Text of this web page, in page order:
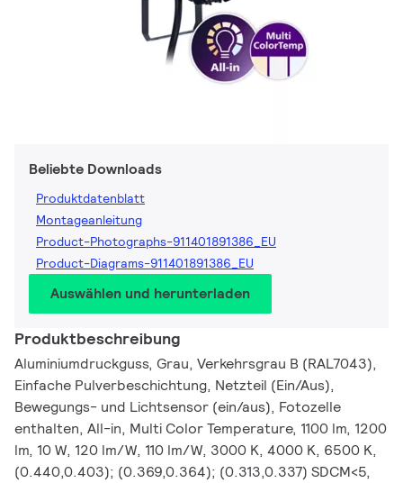
Beliebte Downloads
Produktdatenblatt
Montageanleitung
Product-Photographs-911401891386_EU
Product-Diagrams-911401891386_EU
Auswählen und herunterladen
Produktbeschreibung
Aluminiumdruckguss, Grau, Verkehrsgrau B (RAL7043),
Einfache Pulverbeschichtung, Netzteil (Ein/Aus),
Bewegungs- und Lichtsensor (ein/aus), Fotozelle
enthalten, All-in, Multi Color Temperature, 1100 lm, 1200
lm, 10 W, 120 lm/W, 110 lm/W, 3000 K, 4000 K, 6500 K,
(0.440,0.403); (0.369,0.364); (0.313,0.337) SDCM<5,